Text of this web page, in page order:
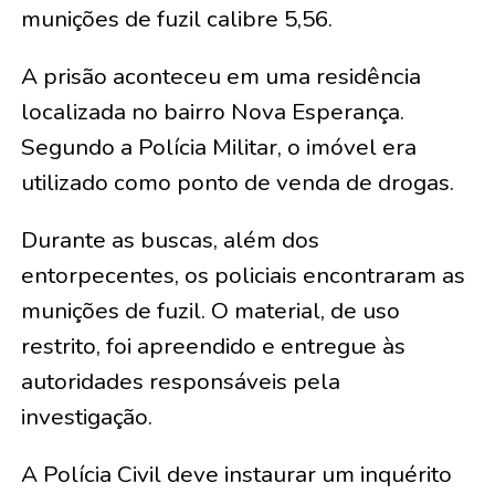
munições de fuzil calibre 5,56.
A prisão aconteceu em uma residência
localizada no bairro Nova Esperança.
Segundo a Polícia Militar, o imóvel era
utilizado como ponto de venda de drogas.
Durante as buscas, além dos
entorpecentes, os policiais encontraram as
munições de fuzil. O material, de uso
restrito, foi apreendido e entregue às
autoridades responsáveis pela
investigação.
A Polícia Civil deve instaurar um inquérito